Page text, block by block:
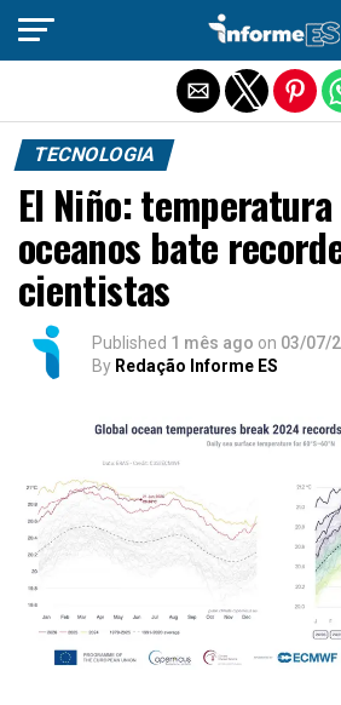
TECNOLOGIA
El Niño: temperatura
oceanos bate
cientistas
Published 1 mês ago on 03/07/
By Redação Informe ES
Sair da versão